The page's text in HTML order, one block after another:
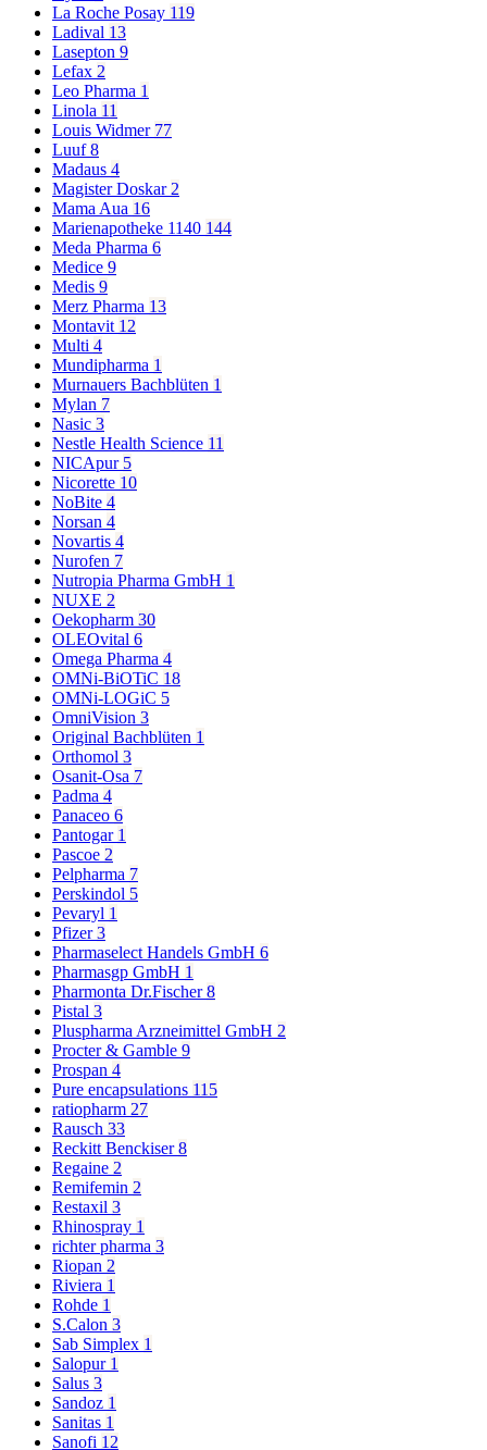
La Roche Posay 119
Ladival 13
Lasepton 9
Lefax 2
Leo Pharma 1
Linola 11
Louis Widmer 77
Luuf8
Madaus 4
Magister Doskar2
Mama Aua 16
Marienapotheke 1140 144
Meda Pharma 6
Medice 9
Medis 9
Merz Pharma 13
Montavit 12
Multi 4
Mundipharma 1
Murnauers Bachblüten 1
Mylan 7
Nasic 3
Nestle Health Science 11
NICApur 5
Nicorette 10
NoBite 4
Norsan 4
Novartis 4
Nurofen 7
Nutropia Pharma GmbH 1
NUXE 2
Oekopharm 30
OLEOvital 6
Omega Pharma 4
OMNi-BiOTiC 18
OMNi-LOGiC 5
OmniVision 3
Original Bachblüten 1
Orthomol 3
Osanit-Osa 7
Padma 4
Panaceo 6
Pantogar 1
Pascoe 2
Pelpharma 7
Perskindol 5
Pevaryl 1
Pfizer3
Pharmaselect Handels GmbH 6
Pharmasgp GmbH 1
Pharmonta Dr.Fischer8
Pistal 3
Pluspharma Arzneimittel GmbH 2
Procter & Gamble 9
Prospan 4
Pure encapsulations 115
ratiopharm 27
Rausch 33
Reckitt Benckiser8
Regaine 2
Remifemin 2
Restaxil 3
Rhinospray 1
richter pharma 3
Riopan 2
Riviera 1
Rohde 1
S.Calon 3
Sab Simplex 1
Salopur 1
Salus 3
Sandoz 1
Sanitas 1
Sanofi 12